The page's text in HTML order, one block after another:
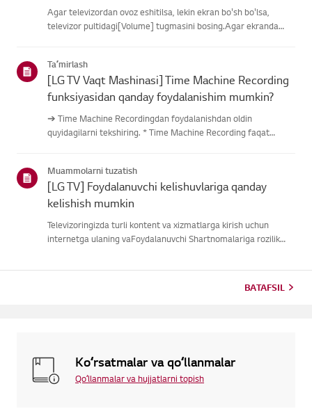
Agar televizordan ovoz eshitilsa, lekin ekran bo'sh bo'lsa,
televizor pultidagi[Volume] tugmasini bosing.Agar ekranda
mumkin.Muammo tashqi quril...
Taʼmirlash
[LG TV Vaqt Mashinasi] Time Machine Recording
funksiyasidan qanday foydalanishim mumkin?
➔ Time Machine Recordingdan foydalanishdan oldin
quyidagilarni tekshiring. * Time Machine Recording faqat
qurilmalariga ulangan ...
Muammolarni tuzatish
[LG TV] Foydalanuvchi kelishuvlariga qanday
kelishish mumkin
Televizoringizda turli kontent va xizmatlarga kirish uchun
internetga ulaning vaFoydalanuvchi Shartnomalariga rozilik
BATAFSIL
Koʻrsatmalar va qoʻllanmalar
Qoʻllanmalar va hujjatlarni topish